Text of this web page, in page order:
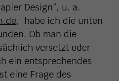
Design”, u. a.
, habe ich die unten
Ob man die
versetzt oder
ein entsprechendes
eine Frage des